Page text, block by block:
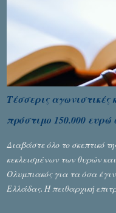
Τέσσερις
πρόστιμο 150.000
Διαβάστε όλο το σκεπτικό
κεκλεισμένων των θυρών
Ολυμπιακός για τα όσα
Ελλάδας. Η πειθαρχική